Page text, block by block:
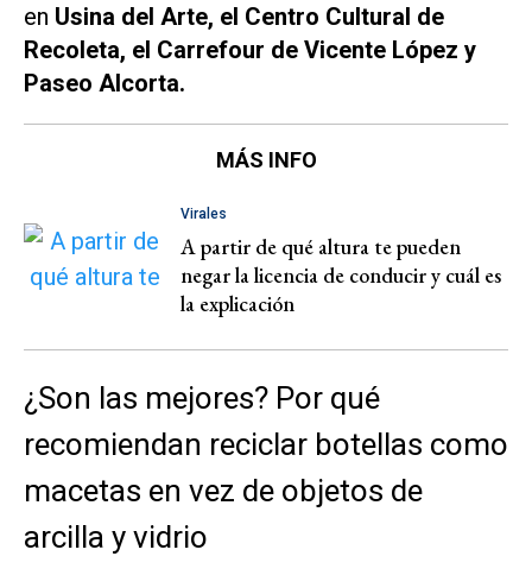
en Usina del Arte, el Centro Cultural de
Recoleta, el Carrefour de Vicente López y
Paseo Alcorta.
MÁS INFO
Virales
A partir de qué altura te pueden
negar la licencia de conducir y cuál es
la explicación
¿Son las mejores? Por qué
recomiendan reciclar botellas como
macetas en vez de objetos de
arcilla y vidrio